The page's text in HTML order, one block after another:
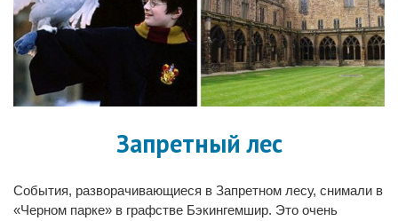
Запретный лес
События, разворачивающиеся в Запретном лесу, снимали в
«Черном парке» в графстве Бэкингемшир. Это очень